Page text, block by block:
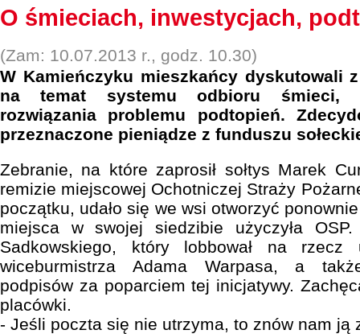
O śmieciach, inwestycjach,
(Zam: 10.07.2013 r., godz. 10.30)
W Kamieńczyku mieszkańcy dyskutowali
na temat systemu odbioru śmieci,
rozwiązania problemu podtopień.
przeznaczone pieniądze z funduszu
Zebranie, na które zaprosił sołtys Marek
remizie miejscowej Ochotniczej Straży
początku, udało się we wsi otworzyć
miejsca w swojej siedzibie użyczyła
Sadkowskiego, który lobbował na rzecz
wiceburmistrza Adama Warpasa, a
podpisów za poparciem tej inicjatywy.
placówki.
- Jeśli poczta się nie utrzyma, to znów nam ją